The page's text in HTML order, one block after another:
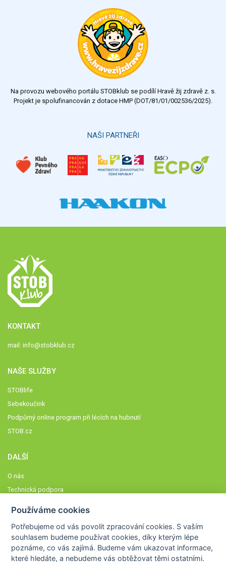
Výsledky Všechny ankety
Na provozu webového portálu STOBklub se podílí Hravě žij zdravě z. s.
Projekt je spolufinancován z dotace HMP (DOT/81/01/002536/2025).
NAŠI PARTNEŘI
KONTAKT
mail: info@stobklub.cz
NAŠE SLUŽBY
STOBlife
Sebekoučink
Podpůrný online program při lécích na hubnutí
STOB.cz
DALŠÍ
O nás
Technická podpora
Členové STOBklubu
Zásady nakládání s osobními údaji
Otestujte se
Používáme cookies
Potřebujeme od vás povolit zpracování cookies. S vaším
souhlasem budeme používat cookies, díky kterým lépe
poznáme,co vás zajímá. Budeme vám ukazovat informace,
které hledáte, a nebudeme vás obtěžovat těmi ostatními.